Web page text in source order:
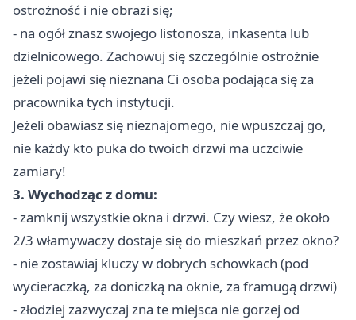
ostrożność i nie obrazi się;
- na ogół znasz swojego listonosza, inkasenta lub
dzielnicowego. Zachowuj się szczególnie ostrożnie
jeżeli pojawi się nieznana Ci osoba podająca się za
pracownika tych instytucji.
Jeżeli obawiasz się nieznajomego, nie wpuszczaj go,
nie każdy kto puka do twoich drzwi ma uczciwie
zamiary!
3. Wychodząc z domu:
- zamknij wszystkie okna i drzwi. Czy wiesz, że około
2/3 włamywaczy dostaje się do mieszkań przez okno?
- nie zostawiaj kluczy w dobrych schowkach (pod
wycieraczką, za doniczką na oknie, za framugą drzwi)
- złodziej zazwyczaj zna te miejsca nie gorzej od